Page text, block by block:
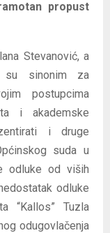
propust
Stevanović, a
su sinonim za
postupcima
i akademske
i druge
suda u
odluke od viših
odluke
“Kallos” Tuzla
odugovlačenja